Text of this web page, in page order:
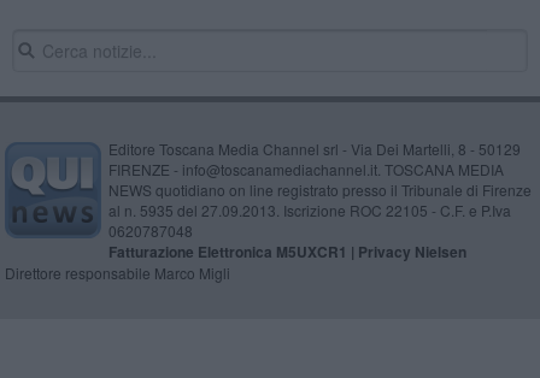
Editore Toscana Media Channel srl - Via Dei Martelli, 8 - 50129
FIRENZE - info@toscanamediachannel.it. TOSCANA MEDIA
NEWS quotidiano on line registrato presso il Tribunale di Firenze
al n. 5935 del 27.09.2013. Iscrizione ROC 22105 - C.F. e P.Iva
0620787048
Fatturazione Elettronica M5UXCR1 | Privacy Nielsen
Direttore responsabile Marco Migli